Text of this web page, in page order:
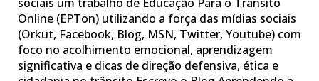
sociais um trabalho de Educação Para o Trânsito
Online (EPTon) utilizando a força das mídias sociais
(Orkut, Facebook, Blog, MSN, Twitter, Youtube) com
foco no acolhimento emocional, aprendizagem
significativa e dicas de direção defensiva, ética e